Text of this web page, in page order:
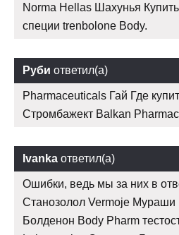
Norma Hellas Шахунья
специи trenbolone Body.
Руби ответил(а)
Pharmaceuticals Гай Где
Стромбажект Balkan
Ivanka ответил(а)
Ошибки, ведь мы за них в
Станозолол Vermoje Мураши
Болденон Body Pharm